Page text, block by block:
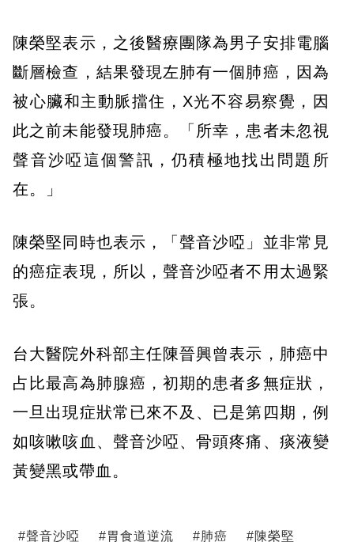
陳榮堅表示，之後醫療團隊為男子安排電腦
斷層檢查，結果發現左肺有一個肺癌，因為
被心臟和主動脈擋住，X光不容易察覺，因
此之前未能發現肺癌。「所幸，患者未忽視
聲音沙啞這個警訊，仍積極地找出問題所
在。」
陳榮堅同時也表示，「聲音沙啞」並非常見
的癌症表現，所以，聲音沙啞者不用太過緊
張。
台大醫院外科部主任陳晉興曾表示，肺癌中
占比最高為肺腺癌，初期的患者多無症狀，
一旦出現症狀常已來不及、已是第四期，例
如咳嗽咳血、聲音沙啞、骨頭疼痛、痰液變
黃變黑或帶血。
#聲音沙啞 #胃食道逆流 #肺癌 #陳榮堅